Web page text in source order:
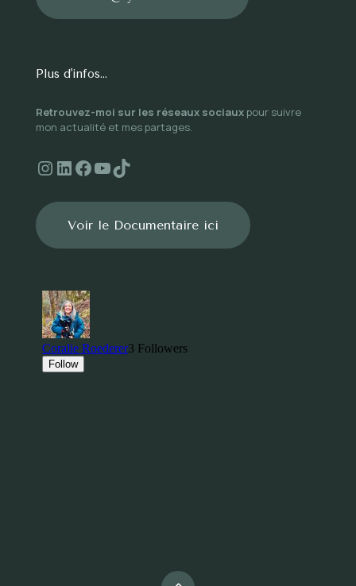
Plus d'infos...
Retrouvez-moi sur les réseaux sociaux pour suivre
mon actualité et mes partages.
Instagram
LinkedIn
Facebook
YouTube
TikTok
Voir le Documentaire ici